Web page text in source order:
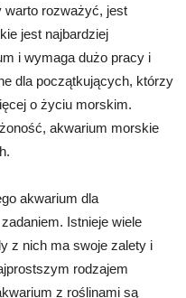
warto rozważyć, jest
jest najbardziej
i wymaga dużo pracy i
dla początkujących, którzy
o życiu morskim.
akwarium morskie
akwarium dla
Istnieje wiele
z nich ma swoje zalety i
rodzajem
z roślinami są